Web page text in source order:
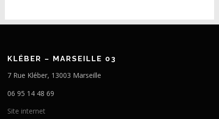
KLÉBER – MARSEILLE 03
7 Rue Kléber, 13003 Marseille
06 95 14 48 69
Site internet